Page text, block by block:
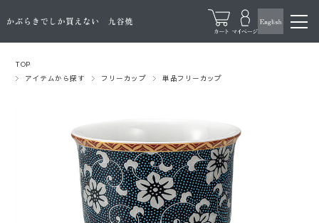
TOP
アイテムから探す
フリーカップ 単品フリーカップ